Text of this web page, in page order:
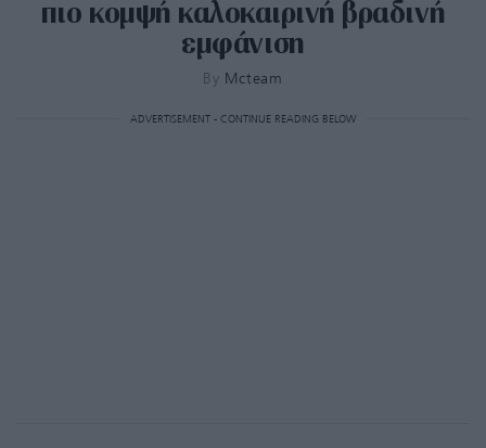
πιο κομψή καλοκαιρινή βραδινή
εμφάνιση
By Mcteam
ADVERTISEMENT - CONTINUE READING BELOW